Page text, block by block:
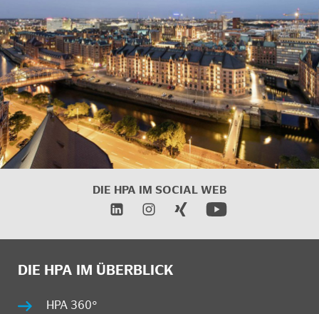
DIE HPA IM SOCIAL WEB
DIE HPA IM ÜBERBLICK
HPA 360°